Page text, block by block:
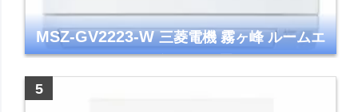
MSZ-GV2223-W三菱電機 霧ヶ峰 ルームエ
アコン GVシリーズ おもに6畳用 ピュアホワ